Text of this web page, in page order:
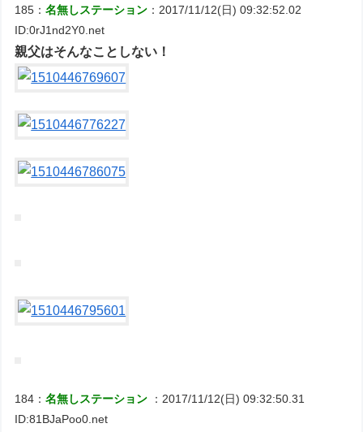
185：名無しステーション ：2017/11/12(日) 09:32:52.02
ID:0rJ1nd2Y0.net
親父はそんなことしない！
184：名無しステーション
：2017/11/12(日) 09:32:50.31
ID:81BJaPoo0.net